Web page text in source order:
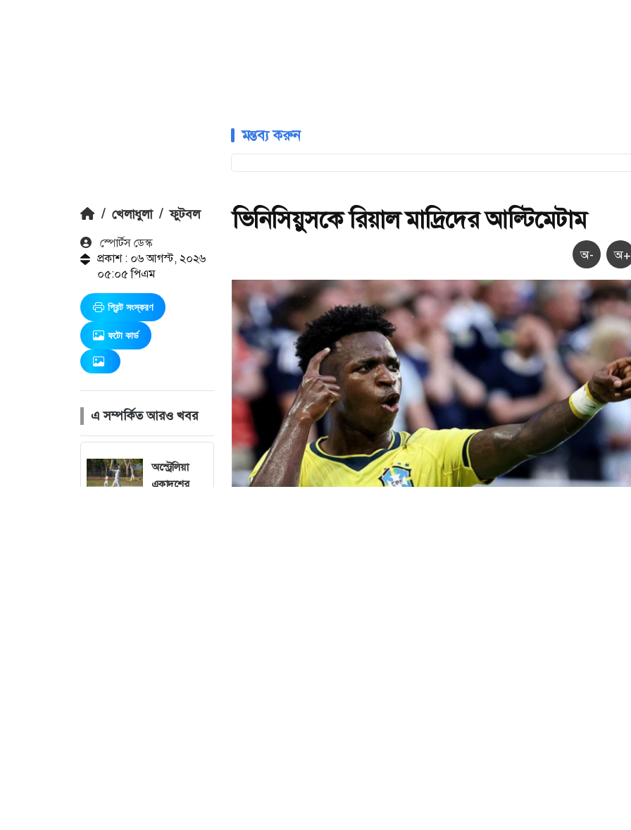
মন্তব্য করুন
/ খেলাধুলা / ফুটবল
স্পোর্টস ডেস্ক
প্রকাশ : ০৬ আগস্ট, ২০২৬
০৫:০৫ পিএম
প্রিন্ট সংস্করণ
ফটো কার্ড
এ সম্পর্কিত আরও খবর
অস্ট্রেলিয়া
একাদশের
ভিনিসিয়ুসকে রিয়াল মাদ্রিদের আল্টিমেটাম
অ- অ+